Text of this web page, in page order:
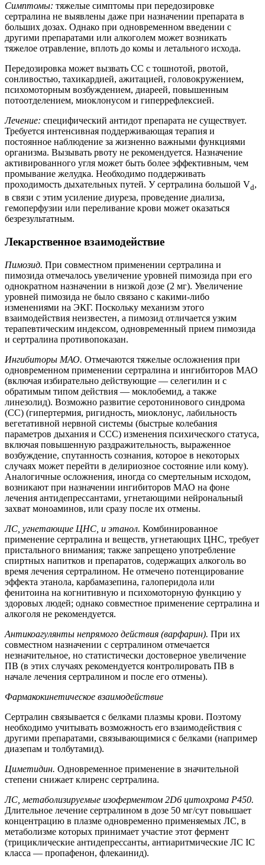
Симптомы: тяжелые симптомы при передозировке
сертралина не выявлены даже при назначении препарата в
больших дозах. Однако при одновременном введении с
другими препаратами или алкоголем может возникать
тяжелое отравление, вплоть до комы и летального исхода.
Передозировка может вызвать СС с тошнотой, рвотой,
сонливостью, тахикардией, ажитацией, головокружением,
психомоторным возбуждением, диареей, повышенным
потоотделением, миоклонусом и гиперрефлексией.
Лечение: специфический антидот препарата не существует.
Требуется интенсивная поддерживающая терапия и
постоянное наблюдение за жизненно важными функциями
организма. Вызывать рвоту не рекомендуется. Назначение
активированного угля может быть более эффективным, чем
промывание желудка. Необходимо поддерживать
проходимость дыхательных путей. У сертралина большой Vd,
в связи с этим усиление диуреза, проведение диализа,
гемоперфузии или переливание крови может оказаться
безрезультатным.
Лекарственное взаимодействие
Пимозид. При совместном применении сертралина и
пимозида отмечалось увеличение уровней пимозида при его
однократном назначении в низкой дозе (2 мг). Увеличение
уровней пимозида не было связано с какими-либо
изменениями на ЭКГ. Поскольку механизм этого
взаимодействия неизвестен, а пимозид отличается узким
терапевтическим индексом, одновременный прием пимозида
и сертралина противопоказан.
Ингибиторы МАО. Отмечаются тяжелые осложнения при
одновременном применении сертралина и ингибиторов МАО
(включая избирательно действующие — селегилин и с
обратимым типом действия — моклобемид, а также
линезолид). Возможно развитие серотонинового синдрома
(СС) (гипертермия, ригидность, миоклонус, лабильность
вегетативной нервной системы (быстрые колебания
параметров дыхания и ССС) изменения психического статуса,
включая повышенную раздражительность, выраженное
возбуждение, спутанность сознания, которое в некоторых
случаях может перейти в делириозное состояние или кому).
Аналогичные осложнения, иногда со смертельным исходом,
возникают при назначении ингибиторов МАО на фоне
лечения антидепрессантами, угнетающими нейрональный
захват моноаминов, или сразу после их отмены.
ЛC, угнетающие ЦНС, и этанол. Комбинированное
применение сертралина и веществ, угнетающих ЦНС, требует
пристального внимания; также запрещено употребление
спиртных напитков и препаратов, содержащих алкоголь во
время лечения сертралином. Не отмечено потенцирование
эффекта этанола, карбамазепина, галоперидола или
фенитоина на когнитивную и психомоторную функцию у
здоровых людей; однако совместное применение сертралина и
алкоголя не рекомендуется.
Антикоагулянты непрямого действия (варфарин). При их
совместном назначении с сертралином отмечается
незначительное, но статистически достоверное увеличение
ПВ (в этих случаях рекомендуется контролировать ПВ в
начале лечения сертралином и после его отмены).
Фармакокинетическое взаимодействие
Сертралин связывается с белками плазмы крови. Поэтому
необходимо учитывать возможность его взаимодействия с
другими препаратами, связывающимися с белками (например
диазепам и толбутамид).
Циметидин. Одновременное применение в значительной
степени снижает клиренс сертралина.
ЛС, метаболизируемые изоферментом 2D6 цитохрома Р450.
Длительное лечение сертралином в дозе 50 мг/сут повышает
концентрацию в плазме одновременно применяемых ЛС, в
метаболизме которых принимает участие этот фермент
(трициклические антидепрессанты, антиаритмические ЛС IС
класса — пропафенон, флекаинид).